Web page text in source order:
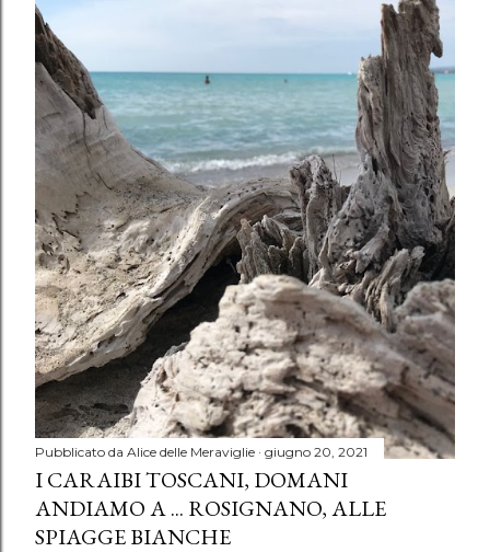
Pubblicato da Alice delle Meraviglie giugno 20, 2021
I CARAIBI TOSCANI, DOMANI
ANDIAMO A ... ROSIGNANO, ALLE
SPIAGGE BIANCHE